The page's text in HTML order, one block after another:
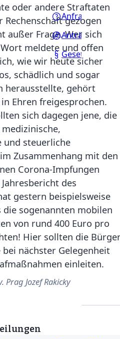
Anfragen
Anträge
oder andere Straftaten
Rechenschaft gezogen
außer Frage. Wer sich
meldete und offen
wie wir heute sicher
schädlich und sogar
herausstellte, gehört
Ehren freigesprochen.
sich dagegen jene, die
und steuerliche
Zusammenhang mit den
Corona-Impfungen
des
gestern beispielsweise
die sogenannten mobilen
von rund 400 Euro pro
Hier sollten die
nächster Gelegenheit
einleiten.
Prag Jozef Rakicky